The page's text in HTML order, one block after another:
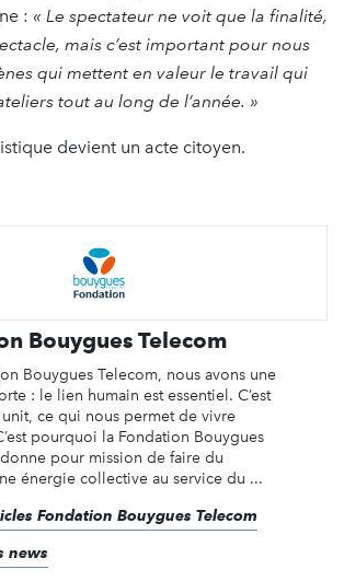
: « Le spectateur ne voit que la finalité,
mais c’est important pour nous
qui mettent en valeur le travail qui
tout au long de l’année. »
devient un acte citoyen.
Bouygues Telecom
Bouygues Telecom, nous avons une
: le lien humain est essentiel. C’est
ce qui nous permet de vivre
pourquoi la Fondation Bouygues
pour mission de faire du
énergie collective au service du ...
Fondation Bouygues Telecom
news